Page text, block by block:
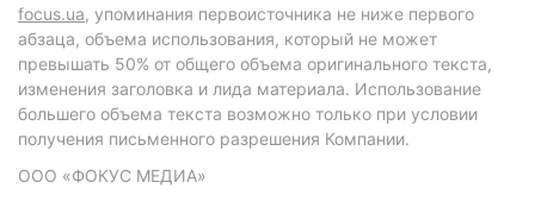
focus.ua, упоминания первоисточника не ниже первого
абзаца, объема использования, который не может
превышать 50% от общего объема оригинального текста,
изменения заголовка и лида материала. Использование
большего объема текста возможно только при условии
получения письменного разрешения Компании.
ООО «ФОКУС МЕДИА»